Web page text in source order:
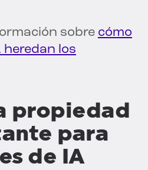
sobre cómo
heredan los
propiedad
para
de IA